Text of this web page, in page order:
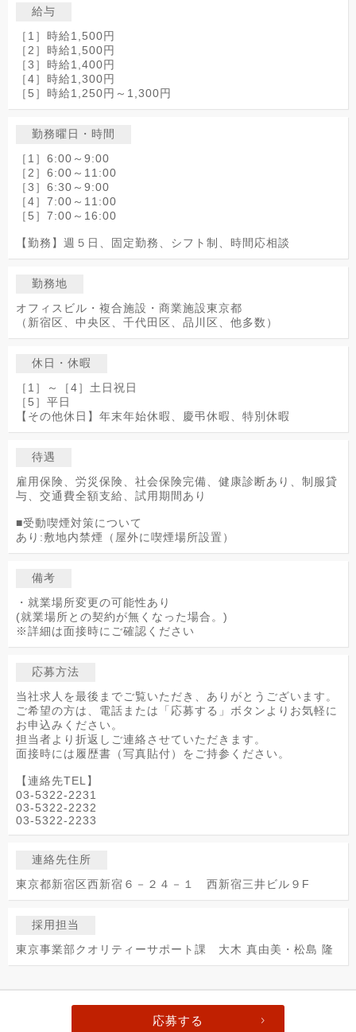
給与
［1］時給1,500円
［2］時給1,500円
［3］時給1,400円
［4］時給1,300円
［5］時給1,250円～1,300円
勤務曜日・時間
［1］6:00～9:00
［2］6:00～11:00
［3］6:30～9:00
［4］7:00～11:00
［5］7:00～16:00
【勤務】週５日、固定勤務、シフト制、時間応相談
勤務地
オフィスビル・複合施設・商業施設東京都
（新宿区、中央区、千代田区、品川区、他多数）
休日・休暇
［1］～［4］土日祝日
［5］平日
【その他休日】年末年始休暇、慶弔休暇、特別休暇
待遇
雇用保険、労災保険、社会保険完備、健康診断あり、制服貸
与、交通費全額支給、試用期間あり
■受動喫煙対策について
あり:敷地内禁煙（屋外に喫煙場所設置）
備考
・就業場所変更の可能性あり
(就業場所との契約が無くなった場合。)
※詳細は面接時にご確認ください
応募方法
当社求人を最後までご覧いただき、ありがとうございます。
ご希望の方は、電話または「応募する」ボタンよりお気軽に
お申込みください。
担当者より折返しご連絡させていただきます。
面接時には履歴書（写真貼付）をご持参ください。
【連絡先TEL】
03-5322-2231
03-5322-2232
03-5322-2233
連絡先住所
東京都新宿区西新宿６－２４－１ 西新宿三井ビル９F
採用担当
東京事業部クオリティーサポート課 大木 真由美・松島 隆
応募する